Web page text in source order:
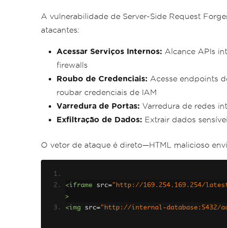
A vulnerabilidade de Server-Side Request
atacantes:
Acessar Serviços Internos: Alcance APIs
firewalls
Roubo de Credenciais: Acesse endpoints
roubar credenciais de IAM
Varredura de Portas: Varredura de redes
Exfiltração de Dados: Extrair dados
O vetor de ataque é direto—HTML malicioso
<iframe src="http://169.254.169.254/
>
<img
src="http://internal-database:5432/